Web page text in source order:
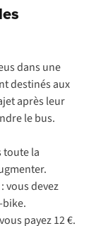
dans une
destinés aux
après leur
le bus.
toute la
: vous devez
payez 12 €.